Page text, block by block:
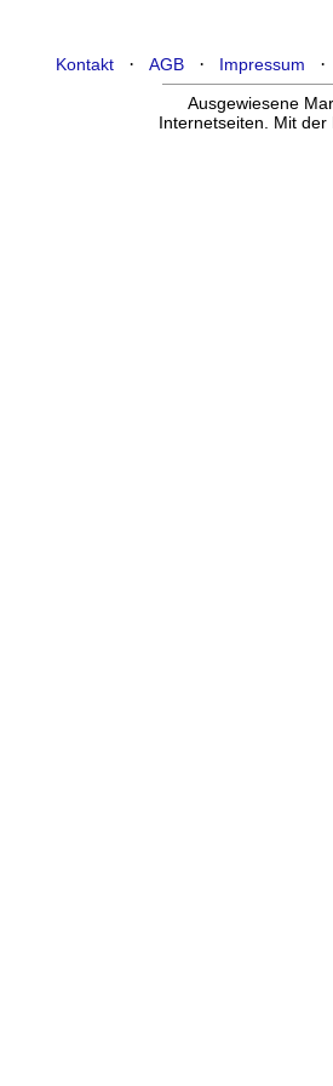
Kontakt· AGB· Impressum ·
Ausgewiesene
Internetseiten. Mit